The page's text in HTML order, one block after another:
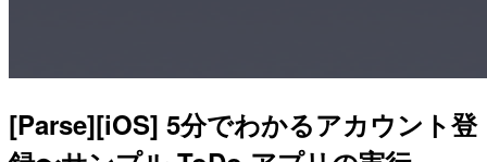
[Parse][iOS] 5分でわかるアカウント登